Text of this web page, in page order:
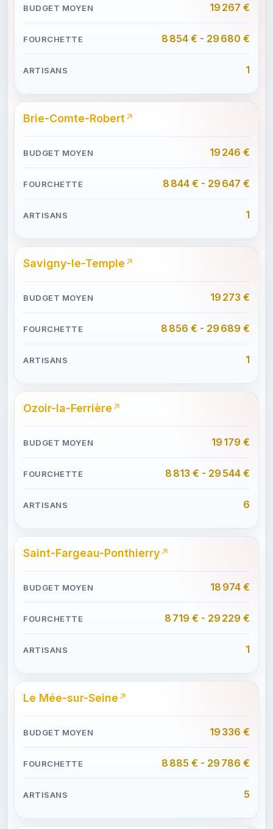
19 267 €
8 854 € - 29 680 €
1
Brie-Comte-Robert
19 246 €
8 844 € - 29 647 €
1
Savigny-le-Temple
19 273 €
8 856 € - 29 689 €
1
Ozoir-la-Ferrière
19 179 €
8 813 € - 29 544 €
6
Saint-Fargeau-Ponthierry
18 974 €
8 719 € - 29 229 €
1
Le Mée-sur-Seine
19 336 €
8 885 € - 29 786 €
5